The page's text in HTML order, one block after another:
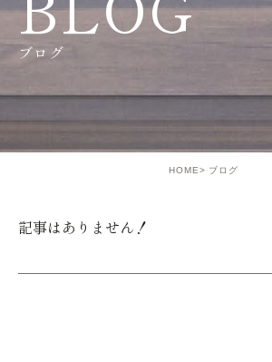
ブログ
HOME ブログ
記事はありません！